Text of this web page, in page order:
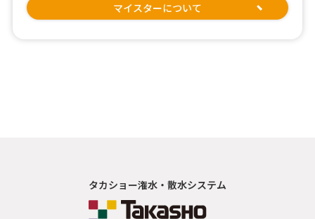
マイスターについて
タカショー潅水・散水システム